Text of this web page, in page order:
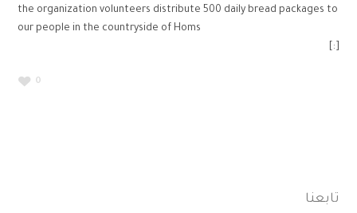
the organization volunteers distribute 500 daily bread packages to
our people in the countryside of Homs
[:]
0
تابعنا